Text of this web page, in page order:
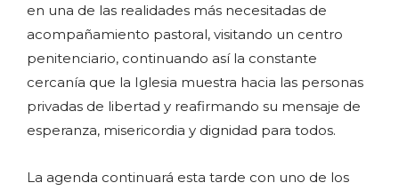
en una de las realidades más necesitadas de
acompañamiento pastoral, visitando un centro
penitenciario, continuando así la constante
cercanía que la Iglesia muestra hacia las personas
privadas de libertad y reafirmando su mensaje de
esperanza, misericordia y dignidad para todos.
La agenda continuará esta tarde con uno de los